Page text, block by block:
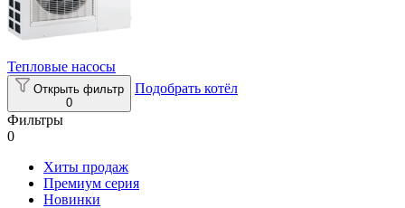
Тепловые насосы
Открыть фильтр
0
Подобрать котёл
Фильтры
0
Хиты продаж
Премиум серия
Новинки